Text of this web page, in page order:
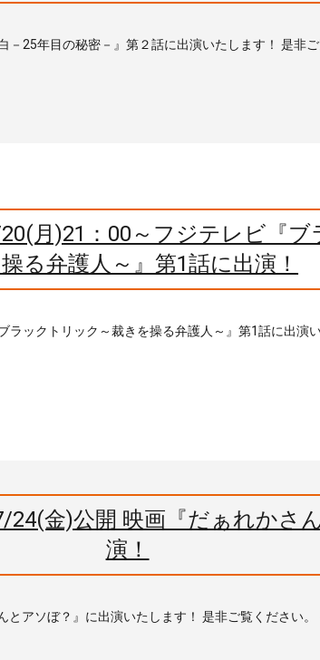
25年目の秘密－』第２話に出演いたします！ 是非
20(月)21：00～フジテレビ『
る弁護人～』第1話に出演！
ックトリック～裁きを操る弁護人～』第1話に出演
24(金)公開 映画『だぁれかさ
演！
アソぼ？』に出演いたします！ 是非ご覧ください。